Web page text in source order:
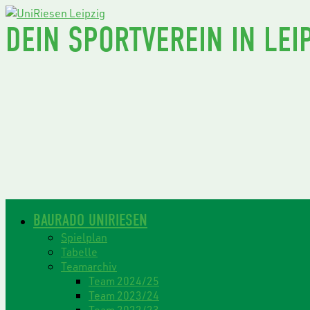
DEIN SPORTVEREIN IN
BAURADO UNIRIESEN
Spielplan
Tabelle
Teamarchiv
Team 2024/25
Team 2023/24